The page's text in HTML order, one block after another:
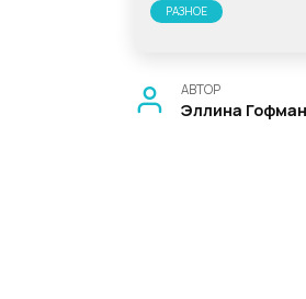
РАЗНОЕ
АВТОР
Эллина Гофман